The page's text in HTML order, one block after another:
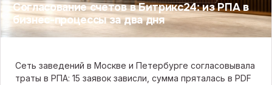
Согласование счетов в Битрикс24: из РПА в
бизнес-процессы за два дня
Сеть заведений в Москве и Петербурге согласовывала
траты в РПА: 15 заявок зависли, сумма пряталась в PDF